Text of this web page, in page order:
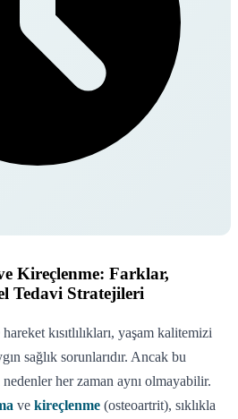
Kireçlenme: Farklar,
Tedavi Stratejileri
kısıtlılıkları, yaşam kalitemizi
sağlık sorunlarıdır. Ancak bu
her zaman aynı olmayabilir.
ve kireçlenme (osteoartrit), sıklıkla